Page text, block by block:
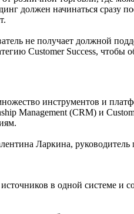
должен начинаться сразу
не получает должной
Customer Success, чтобы
инструментов и
Management (CRM) и
Ларкина,
в одной системе и